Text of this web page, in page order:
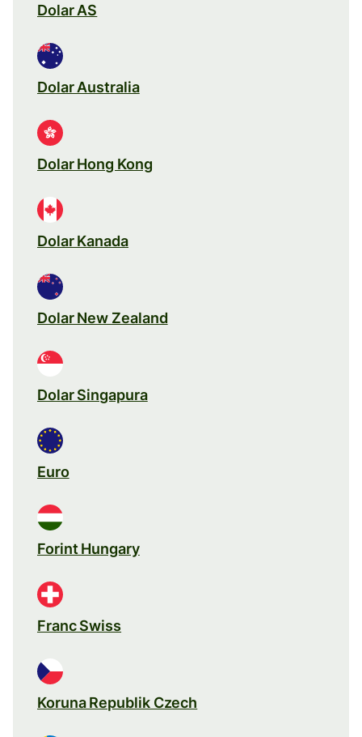
Dolar AS
Dolar Australia
Dolar Hong Kong
Dolar Kanada
Dolar New Zealand
Dolar Singapura
Euro
Forint Hungary
Franc Swiss
Koruna Republik Czech